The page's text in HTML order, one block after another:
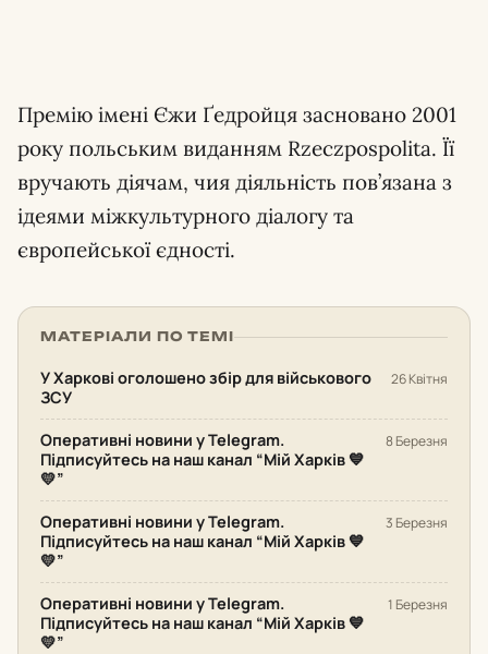
Премію імені Єжи Ґедройця засновано 2001
року польським виданням Rzeczpospolita. Її
вручають діячам, чия діяльність пов’язана з
ідеями міжкультурного діалогу та
європейської єдності.
МАТЕРІАЛИ ПО ТЕМІ
У Харкові оголошено збір для військового
ЗСУ
26 Квітня
Оперативні новини у Telegram.
Підписуйтесь на наш канал “Мій Харків 💙
💛”
8 Березня
Оперативні новини у Telegram.
Підписуйтесь на наш канал “Мій Харків 💙
💛”
3 Березня
Оперативні новини у Telegram.
Підписуйтесь на наш канал “Мій Харків 💙
💛”
1 Березня